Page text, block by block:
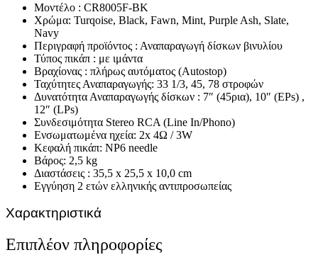
Μοντέλο : CR8005F-ΒΚ
Χρώμα: Turqoise, Black, Fawn, Mint, Purple Ash, Slate,
Navy
Περιγραφή προϊόντος : Αναπαραγωγή δίσκων βινυλίου
Τύπος πικάπ : με ιμάντα
Βραχίονας : πλήρως αυτόματος (Autostop)
Ταχύτητες Αναπαραγωγής: 33 1/3, 45, 78 στροφών
Δυνατότητα Αναπαραγωγής δίσκων : 7″ (45ρια), 10″ (EPs) ,
12″ (LPs)
Συνδεσιμότητα Stereo RCA (Line In/Phono)
Ενσωματωμένα ηχεία: 2x 4Ω / 3W
Κεφαλή πικάπ: NP6 needle
Βάρος: 2,5 kg
Διαστάσεις : 35,5 x 25,5 x 10,0 cm
Εγγύηση 2 ετών ελληνικής αντιπροσωπείας
Χαρακτηριστικά
Επιπλέον πληροφορίες